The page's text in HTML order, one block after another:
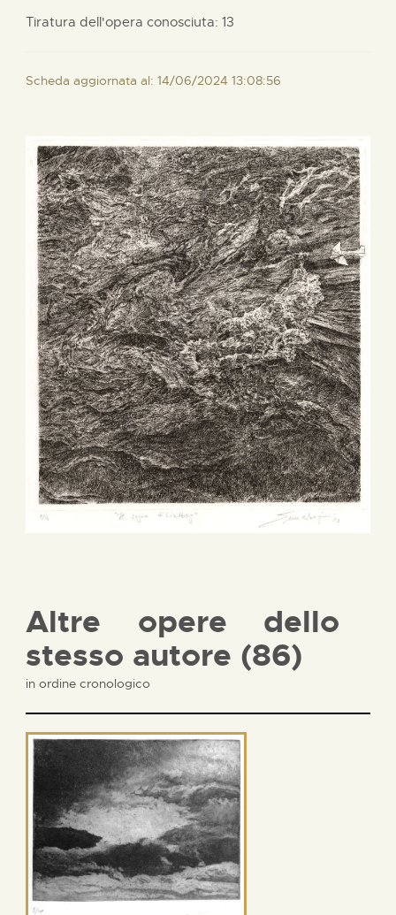
Tiratura dell'opera conosciuta: 13
Scheda aggiornata al: 14/06/2024 13:08:56
Altre opere dello
stesso autore (86)
in ordine cronologico